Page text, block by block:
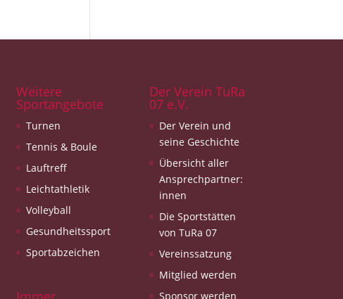
Weitere
Sportangebote
Turnen
Tennis & Boule
Lauftreff
Leichtathletik
Volleyball
Gesundheitssport
Sportabzeichen
Der Verein TuRa
07 e.V.
Der Verein und
seine Geschichte
Übersicht aller
Ansprechpartner:
innen
Die Sportstätten
von TuRa 07
Vereinssatzung
Mitglied werden
Sponsor werden